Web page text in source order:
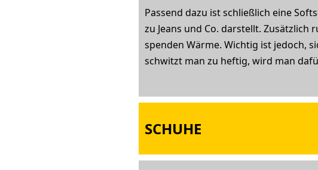
Passend dazu ist schließlich eine
zu Jeans und Co. darstellt.
spenden Wärme. Wichtig ist jedoch,
schwitzt man zu heftig, wird man
SCHUHE